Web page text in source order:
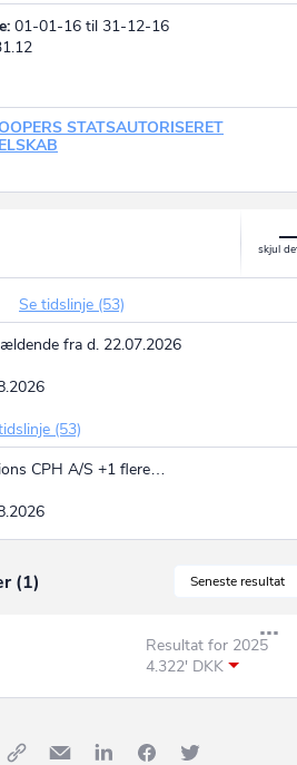
01-01-16 til 31-12-16
STATSAUTORISERET
Se tidslinje (53)
fra d. 22.07.2026
(53)
CPH A/S +1 flere…
Seneste resultat
(1)
Resultat for 2025
4.322' DKK